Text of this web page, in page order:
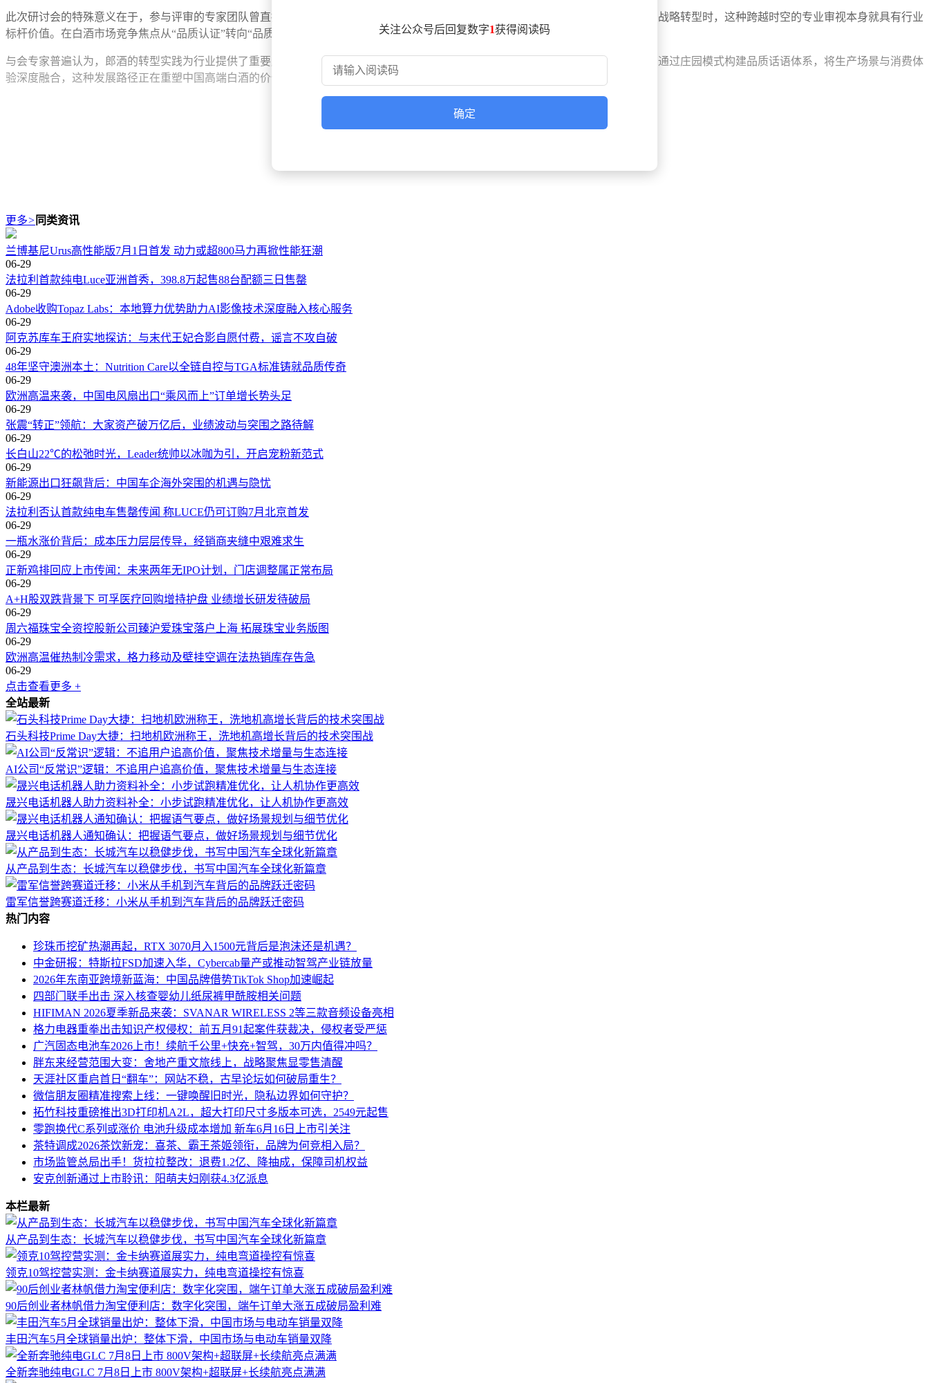
此次研讨会的特殊意义在于，参与评审的专家团队曾直接见证郎酒名酒认证的关键时刻。时隔40年，当他们再次审视郎酒的品质进化与战略转型时，这种跨越时空的专业审视本身就具有行业
标杆价值。在白酒市场竞争焦点从“品质认证”转向“品质表达”的背景下，专家团队的集体认可为郎酒的庄园酱酒战略提供了权威背书。
与会专家普遍认为，郎酒的转型实践为行业提供了重要启示：传统名酒要实现可持续发展，既需要坚守品质根基，更要创新表达方式。通过庄园模式构建品质话语体系，将生产场景与消费体
验深度融合，这种发展路径正在重塑中国高端白酒的价值标准。
关注公众号后回复数字1获得阅读码
确定
更多> 同类资讯
兰博基尼Urus高性能版7月1日首发 动力或超800马力再掀性能狂潮
06-29
法拉利首款纯电Luce亚洲首秀，398.8万起售88台配额三日售罄
06-29
Adobe收购Topaz Labs：本地算力优势助力AI影像技术深度融入核心服务
06-29
阿克苏库车王府实地探访：与末代王妃合影自愿付费，谣言不攻自破
06-29
48年坚守澳洲本土：Nutrition Care以全链自控与TGA标准铸就品质传奇
06-29
欧洲高温来袭，中国电风扇出口“乘风而上”订单增长势头足
06-29
张震“转正”领航：大家资产破万亿后，业绩波动与突围之路待解
06-29
长白山22℃的松弛时光，Leader统帅以冰咖为引，开启宠粉新范式
06-29
新能源出口狂飙背后：中国车企海外突围的机遇与隐忧
06-29
法拉利否认首款纯电车售罄传闻 称LUCE仍可订购7月北京首发
06-29
一瓶水涨价背后：成本压力层层传导，经销商夹缝中艰难求生
06-29
正新鸡排回应上市传闻：未来两年无IPO计划，门店调整属正常布局
06-29
A+H股双跌背景下 可孚医疗回购增持护盘 业绩增长研发待破局
06-29
周六福珠宝全资控股新公司臻沪爱珠宝落户上海 拓展珠宝业务版图
06-29
欧洲高温催热制冷需求，格力移动及壁挂空调在法热销库存告急
06-29
点击查看更多 +
全站最新
石头科技Prime Day大捷：扫地机欧洲称王，洗地机高增长背后的技术突围战
AI公司“反常识”逻辑：不追用户追高价值，聚焦技术增量与生态连接
晟兴电话机器人助力资料补全：小步试跑精准优化，让人机协作更高效
晟兴电话机器人通知确认：把握语气要点，做好场景规划与细节优化
从产品到生态：长城汽车以稳健步伐，书写中国汽车全球化新篇章
雷军信誉跨赛道迁移：小米从手机到汽车背后的品牌跃迁密码
热门内容
珍珠币挖矿热潮再起，RTX 3070月入1500元背后是泡沫还是机遇？
中金研报：特斯拉FSD加速入华，Cybercab量产或推动智驾产业链放量
2026年东南亚跨境新蓝海：中国品牌借势TikTok Shop加速崛起
四部门联手出击 深入核查婴幼儿纸尿裤甲酰胺相关问题
HIFIMAN 2026夏季新品来袭：SVANAR WIRELESS 2等三款音频设备亮相
格力电器重拳出击知识产权侵权：前五月91起案件获裁决，侵权者受严惩
广汽固态电池车2026上市！续航千公里+快充+智驾，30万内值得冲吗？
胖东来经营范围大变：舍地产重文旅线上，战略聚焦显零售清醒
天涯社区重启首日“翻车”：网站不稳，古早论坛如何破局重生？
微信朋友圈精准搜索上线：一键唤醒旧时光，隐私边界如何守护？
拓竹科技重磅推出3D打印机A2L，超大打印尺寸多版本可选，2549元起售
零跑换代C系列或涨价 电池升级成本增加 新车6月16日上市引关注
茶特调成2026茶饮新宠：喜茶、霸王茶姬领衔，品牌为何竞相入局？
市场监管总局出手！货拉拉整改：退费1.2亿、降抽成，保障司机权益
安克创新通过上市聆讯：阳萌夫妇刚获4.3亿派息
本栏最新
从产品到生态：长城汽车以稳健步伐，书写中国汽车全球化新篇章
领克10驾控营实测：金卡纳赛道展实力，纯电弯道操控有惊喜
90后创业者林帆借力淘宝便利店：数字化突围，端午订单大涨五成破局盈利难
丰田汽车5月全球销量出炉：整体下滑，中国市场与电动车销量双降
全新奔驰纯电GLC 7月8日上市 800V架构+超联屏+长续航亮点满满